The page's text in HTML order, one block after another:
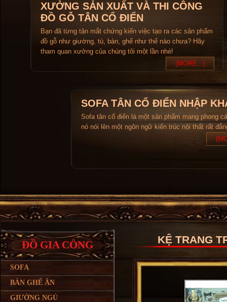
XƯỞNG SẢN XUẤT VÀ THI CÔNG
ĐỒ GỖ TÂN CỔ ĐIỂN
Bạn đã từng tận mắt chứng kiến việc tạo ra các sản phẩm
đồ gỗ như giường, tủ, bàn, ghế như thế nào chưa? Hãy
tham quan xưởng của chúng tôi một lần nhé!
(MORE...)
SOFA TÂN CỔ ĐIỂN NHẬP
Sofa tân cổ điển là một sản phẩm mang phong
nó nói lên một ngôn ngữ kiến trúc nội thất rất
ĐỒ GIA CÔNG
SOFA
BÀN GHẾ ĂN
GIƯỜNG NGỦ
KỆ TRANG